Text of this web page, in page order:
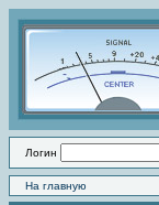
Логин
На главную